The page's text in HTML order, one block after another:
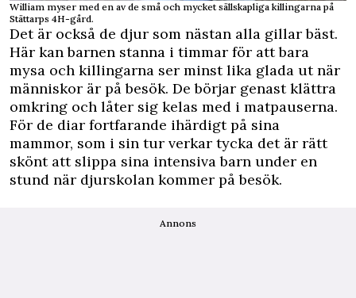
William myser med en av de små och mycket sällskapliga killingarna på
Stättarps 4H-gård.
Det är också de djur som nästan alla gillar bäst.
Här kan barnen stanna i timmar för att bara
mysa och killingarna ser minst lika glada ut när
människor är på besök. De börjar genast klättra
omkring och låter sig kelas med i matpauserna.
För de diar fortfarande ihärdigt på sina
mammor, som i sin tur verkar tycka det är rätt
skönt att slippa sina intensiva barn under en
stund när djurskolan kommer på besök.
Annons